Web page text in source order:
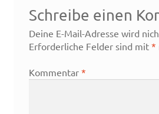
Schreibe einen
Deine E-Mail-Adresse wird
Erforderliche Felder sind mit *
Kommentar *